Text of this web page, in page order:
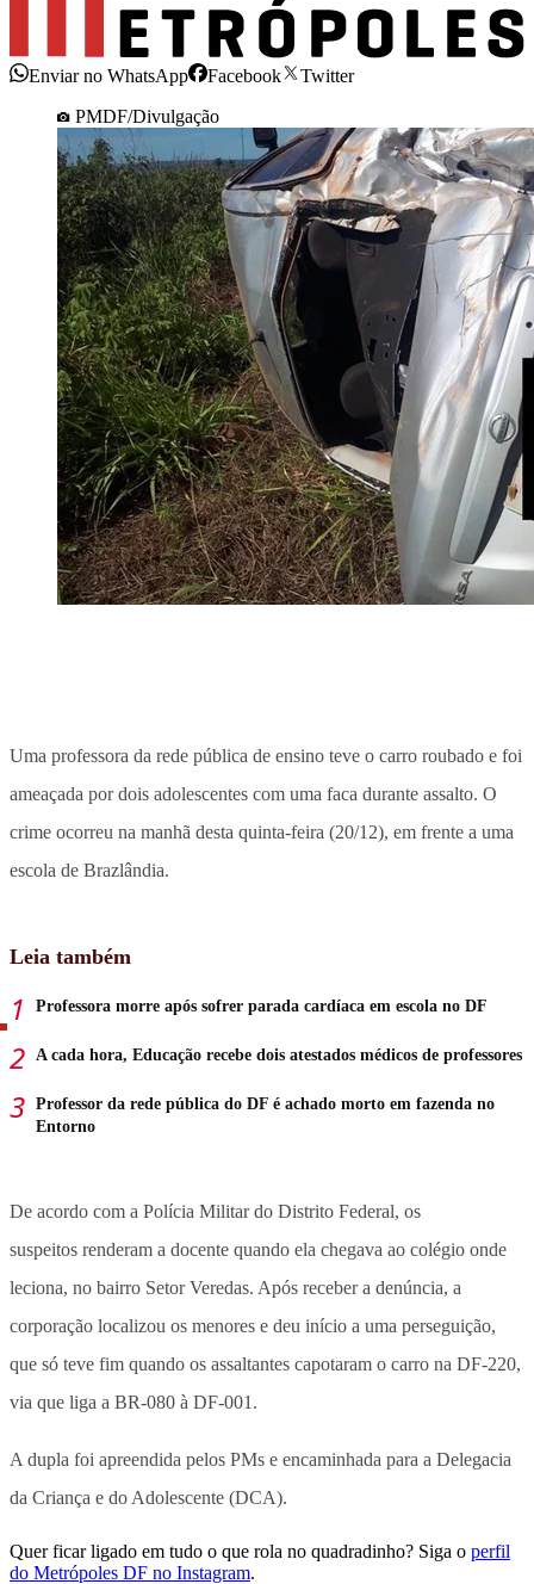
Enviar no WhatsApp Facebook
Twitter
PMDF/Divulgação
Uma professora da rede pública de ensino teve o carro roubado e foi
ameaçada por dois adolescentes com uma faca durante assalto. O
crime ocorreu na manhã desta quinta-feira (20/12), em frente a uma
escola de Brazlândia.
Leia também
Professora morre após sofrer parada cardíaca em escola no DF
A cada hora, Educação recebe dois atestados médicos de professores
Professor da rede pública do DF é achado morto em fazenda no
Entorno
De acordo com a Polícia Militar do Distrito Federal, os
suspeitos renderam a docente quando ela chegava ao colégio onde
leciona, no bairro Setor Veredas. Após receber a denúncia, a
corporação localizou os menores e deu início a uma perseguição,
que só teve fim quando os assaltantes capotaram o carro na DF-220,
via que liga a BR-080 à DF-001.
A dupla foi apreendida pelos PMs e encaminhada para a Delegacia
da Criança e do Adolescente (DCA).
Quer ficar ligado em tudo o que rola no quadradinho? Siga o perfil
do Metrópoles DF no Instagram.